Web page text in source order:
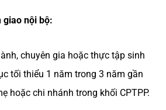
giao nội bộ:
chuyên gia hoặc thực tập sinh
tối thiểu 1 năm trong 3 năm gần
hoặc chi nhánh trong khối CPTPP.